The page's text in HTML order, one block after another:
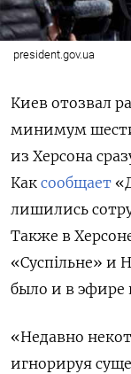
president.gov.ua
Киев отозвал
минимум
из Херсона
Как сообщает
лишились
Также в
«Суспільне» и
было и в эфире
«Недавно
игнорируя